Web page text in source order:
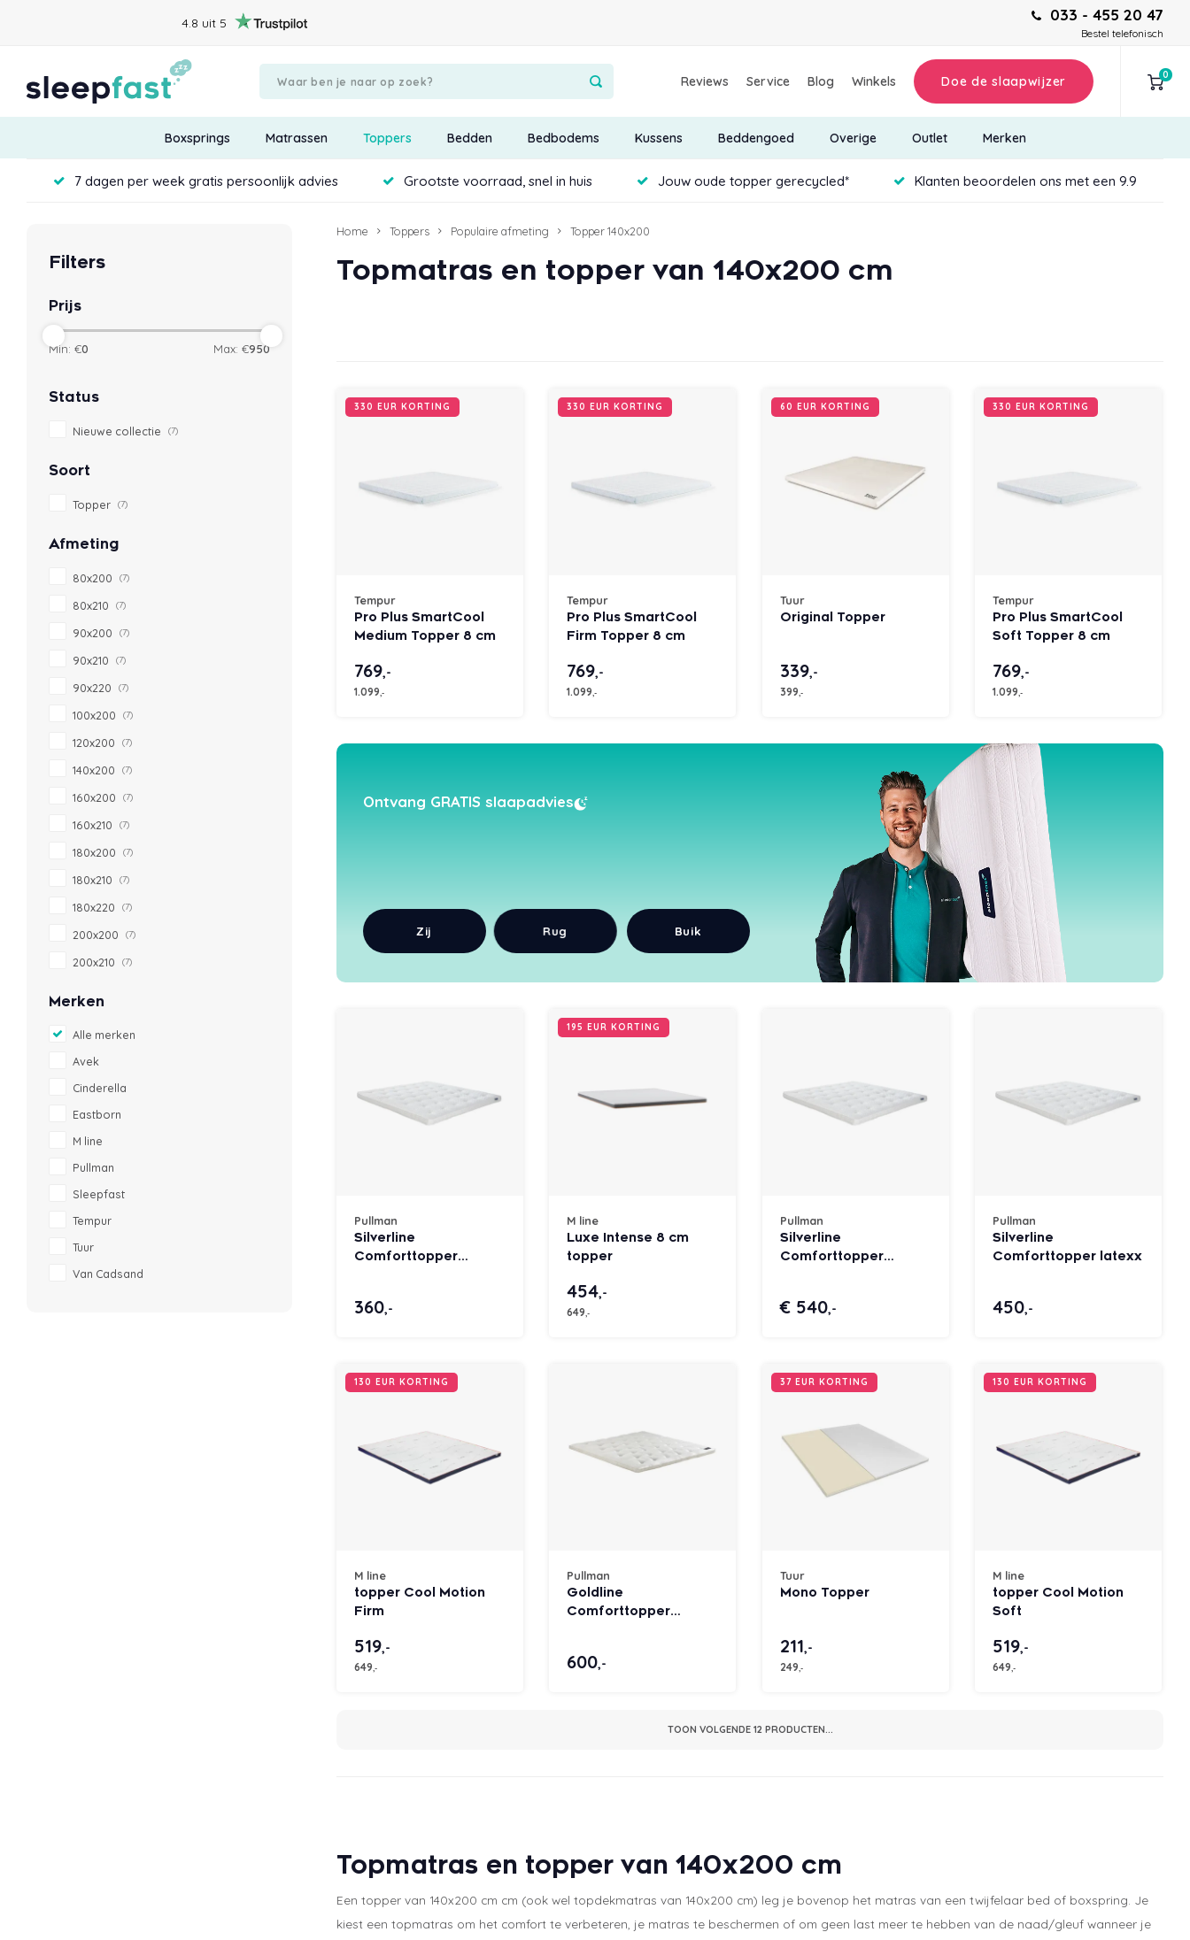
4.8 uit 5 033 - 455 20 47
Bestel telefonisch
Reviews Service Blog Winkels Doe de slaapwijzer 0
Boxsprings Matrassen Toppers Bedden Bedbodems Kussens Beddengoed Overige Outlet Merken
7 dagen per week gratis persoonlijk advies Grootste voorraad, snel in huis Jouw oude topper gerecycled* Klanten beoordelen ons met een 9.9
Filters
Prijs
Min: €0 Max: €950
Status
Nieuwe collectie (7)
Soort
Topper (7)
Afmeting
80x200 (7)
80x210 (7)
90x200 (7)
90x210 (7)
90x220 (7)
100x200 (7)
120x200 (7)
140x200 (7)
160x200 (7)
160x210 (7)
180x200 (7)
180x210 (7)
180x220 (7)
200x200 (7)
200x210 (7)
Merken
Alle merken
Avek
Cinderella
Eastborn
M line
Pullman
Sleepfast
Tempur
Tuur
Van Cadsand
Home Toppers Populaire afmeting Topper 140x200
Topmatras en topper van 140x200 cm
330 EUR KORTING
Tempur
Pro Plus SmartCool
Medium Topper 8 cm
769,-
1.099,-
330 EUR KORTING
Tempur
Pro Plus SmartCool
Firm Topper 8 cm
769,-
1.099,-
60 EUR KORTING
Tuur
Original Topper
339,-
399,-
330 EUR KORTING
Tempur
Pro Plus SmartCool
Soft Topper 8 cm
769,-
1.099,-
Ontvang GRATIS slaapadvies
Zij Rug Buik
Pullman
Silverline
Comforttopper
360,-
195 EUR KORTING
M line
Luxe Intense 8 cm
topper
454,-
649,-
Pullman
Silverline
Comforttopper
€ 540,-
Pullman
Silverline
Comforttopper latexx
450,-
130 EUR KORTING
M line
topper Cool Motion
Firm
519,-
649,-
Pullman
Goldline
Comforttopper
600,-
37 EUR KORTING
Tuur
Mono Topper
211,-
249,-
130 EUR KORTING
M line
topper Cool Motion
Soft
519,-
649,-
TOON VOLGENDE 12 PRODUCTEN...
Topmatras en topper van 140x200 cm
Een topper van 140x200 cm cm (ook wel topdekmatras van 140x200 cm) leg je bovenop het matras van een twijfelaar bed of boxspring. Je
kiest een topmatras om het comfort te verbeteren, je matras te beschermen of om geen last meer te hebben van de naad/gleuf wanneer je